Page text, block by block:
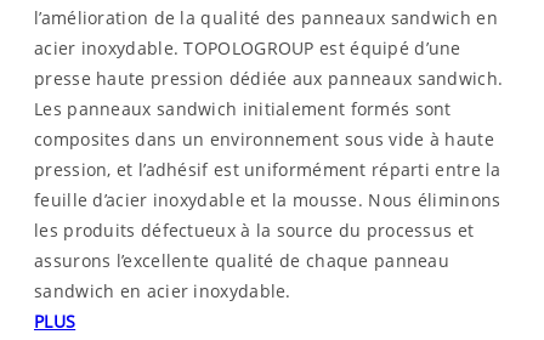
l’amélioration de la qualité des panneaux sandwich en
acier inoxydable. TOPOLOGROUP est équipé d’une
presse haute pression dédiée aux panneaux sandwich.
Les panneaux sandwich initialement formés sont
composites dans un environnement sous vide à haute
pression, et l’adhésif est uniformément réparti entre la
feuille d’acier inoxydable et la mousse. Nous éliminons
les produits défectueux à la source du processus et
assurons l’excellente qualité de chaque panneau
sandwich en acier inoxydable.
PLUS